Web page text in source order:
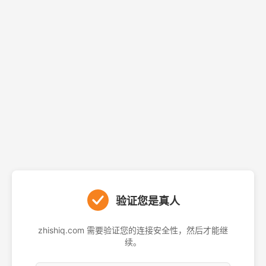
验证您是真人
zhishiq.com 需要验证您的连接安全性，然后才能继
续。